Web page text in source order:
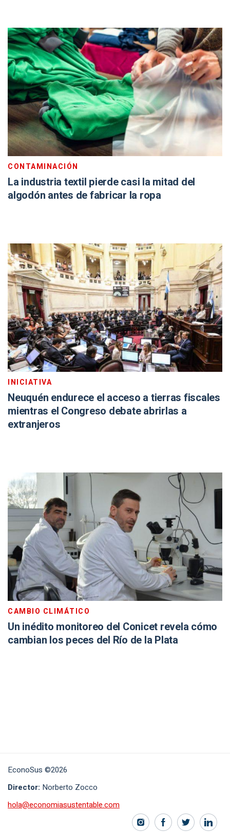
CONTAMINACIÓN
La industria textil pierde casi la mitad del
algodón antes de fabricar la ropa
INICIATIVA
Neuquén endurece el acceso a tierras fiscales
mientras el Congreso debate abrirlas a
extranjeros
CAMBIO CLIMÁTICO
Un inédito monitoreo del Conicet revela cómo
cambian los peces del Río de la Plata
EconoSus ©2026
Director: Norberto Zocco
hola@economiasustentable.com